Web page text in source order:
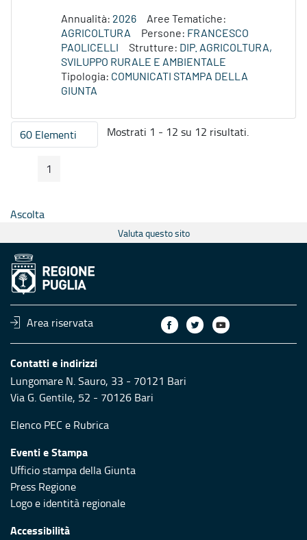
Annualità: 2026
Aree Tematiche:
AGRICOLTURA
Persone: FRANCESCO
PAOLICELLI
Strutture: DIP. AGRICOLTURA,
SVILUPPO RURALE E AMBIENTALE
Tipologia: COMUNICATI STAMPA DELLA
GIUNTA
60 ElementiPer pagina
Mostrati 1 - 12 su 12 risultati.
Pagina Precedente
Pagina
1
Ascolta
Valuta questo sito
Area riservata
Contatti e indirizzi
Lungomare N. Sauro, 33 - 70121 Bari
Via G. Gentile, 52 - 70126 Bari
Elenco PEC e Rubrica
Eventi e Stampa
Ufficio stampa della Giunta
Press Regione
Logo e identità regionale
Accessibilità